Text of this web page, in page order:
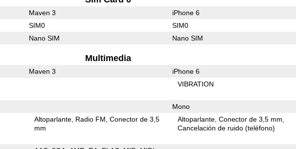
Maven 3 iPhone 6
SIM0 SIM0
Nano SIM Nano SIM
Multimedia
Maven 3 iPhone 6
VIBRATION
Mono
Altoparlante Radio FM Conector de 3,5
mm
Altoparlante Conector de 3,5 mm
Cancelación de ruido (teléfono)